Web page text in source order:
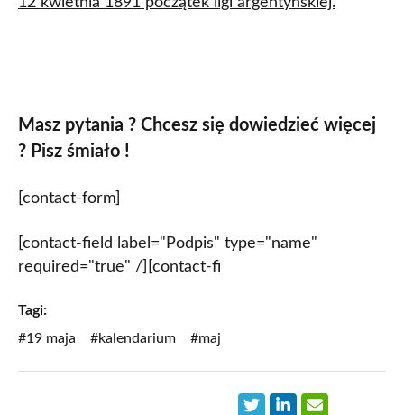
Masz pytania ? Chcesz się dowiedzieć więcej
? Pisz śmiało !
[contact-form]
[contact-field label="Podpis" type="name"
required="true" /][contact-fi
Tagi:
#19 maja
#kalendarium #maj